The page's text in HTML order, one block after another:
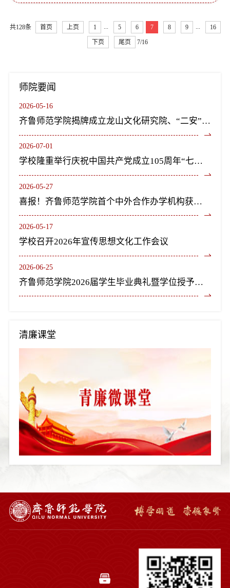
共128条 首页 上页 1 5 6 7 8 9 16
下页 尾页 7/16
师院要闻
2026-05-16
齐鲁师范学院揭牌成立龙山文化研究院、“二安”文化研究院
2026-07-01
学校隆重举行庆祝中国共产党成立105周年“七一”表彰大会暨《长歌尽美》艺术党课
2026-05-27
喜报！齐鲁师范学院首个中外合作办学机构获教育部正式批复设立
2026-05-17
学校召开2026年宣传思想文化工作会议
2026-06-25
齐鲁师范学院2026届学生毕业典礼暨学位授予仪式隆重举行
清廉课堂